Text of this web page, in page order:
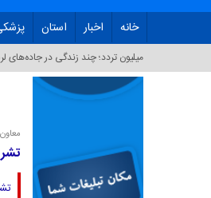
خانه اخبار استان
ک_
تشریح